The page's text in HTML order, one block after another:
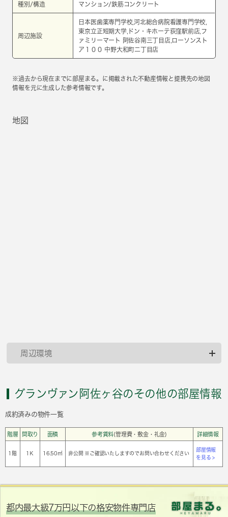
種別/構造 マンション/鉄筋コンクリート
周辺施設
日本医歯薬専門学校,河北総合病院看護専門学校,
東京立正短期大学,ドン・キホーテ荻窪駅前店,フ
ァミリーマート 阿佐谷南三丁目店,ローソンスト
ア１００ 中野大和町二丁目店
※過去から現在までに部屋まる。に掲載された不動産情報と提携先の地図
情報を元に生成した参考情報です。
地図
周辺環境
グランヴァン阿佐ヶ谷のその他の部屋情報
成約済みの物件一覧
階層 間取り 面積 参考賃料(管理費・敷金・礼金) 詳細情報
1階 1Ｋ 16.50㎡ 非公開 ※ご確認いたしますのでお問い合わせください
部屋情報
を見る >
都内最大級7万円以下の格安物件専門店